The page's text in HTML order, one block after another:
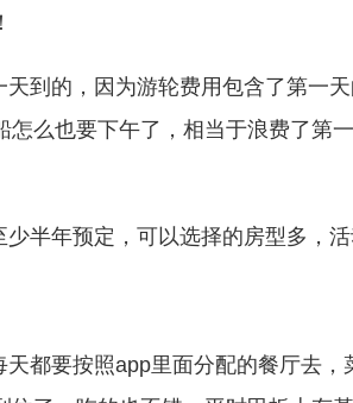
天到的，因为游轮费用包含了第一
怎么也要下午了，相当于浪费了第
少半年预定，可以选择的房型多，
都要按照app里面分配的餐厅去，